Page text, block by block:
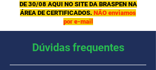
DE 30/08 AQUI NO SITE DA BRASPEN NA
ÁREA DE CERTIFICADOS. NÃO enviamos
por e-mail
Dúvidas frequentes